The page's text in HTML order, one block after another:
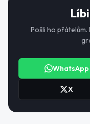
Pošli ho
WhatsApp
X